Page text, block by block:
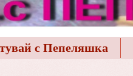
с Пепеляшка